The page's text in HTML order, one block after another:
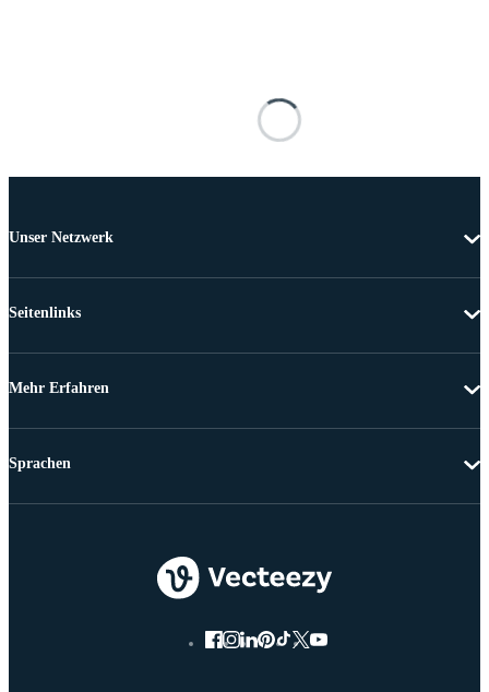
Unser Netzwerk
Seitenlinks
Mehr Erfahren
Sprachen